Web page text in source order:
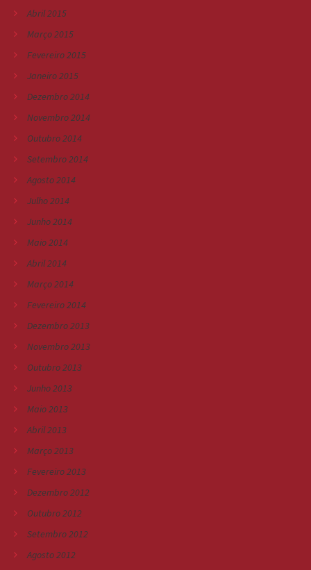
Abril 2015
Março 2015
Fevereiro 2015
Janeiro 2015
Dezembro 2014
Novembro 2014
Outubro 2014
Setembro 2014
Agosto 2014
Julho 2014
Junho 2014
Maio 2014
Abril 2014
Março 2014
Fevereiro 2014
Dezembro 2013
Novembro 2013
Outubro 2013
Junho 2013
Maio 2013
Abril 2013
Março 2013
Fevereiro 2013
Dezembro 2012
Outubro 2012
Setembro 2012
Agosto 2012